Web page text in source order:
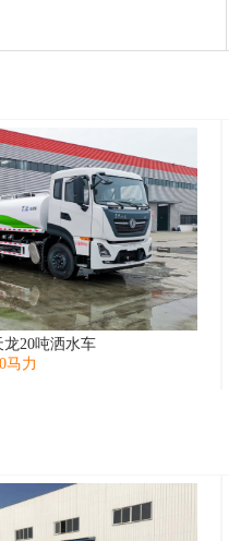
20吨洒水车
马力